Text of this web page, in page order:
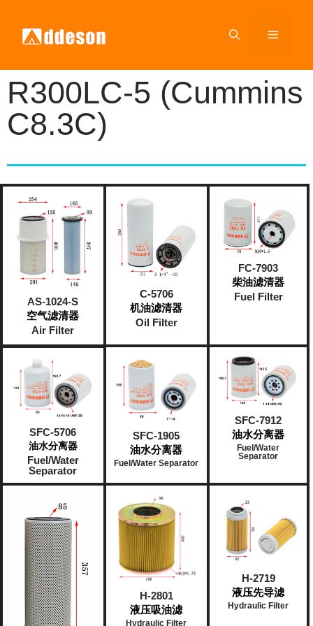
R300LC-5 (Cummins
C8.3C)
AS-1024-S
空气滤清器
Air Filter
C-5706
机油滤清器
Oil Filter
FC-7903
柴油滤清器
Fuel Filter
SFC-5706
油水分离器
Fuel/Water
Separator
SFC-1905
油水分离器
Fuel/Water Separator
SFC-7912
油水分离器
Fuel/Water
Separator​
H-2801
液压吸油滤
Hydraulic Filter
H-2719
液压先导滤
Hydraulic Filter